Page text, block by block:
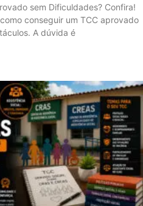
sem Dificuldades? Confira!
conseguir um TCC aprovado
A dúvida é